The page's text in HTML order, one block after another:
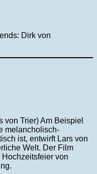
Dirk von
von Trier) Am Beispiel
melancholisch-
ist, entwirft Lars von
Welt. Der Film
von